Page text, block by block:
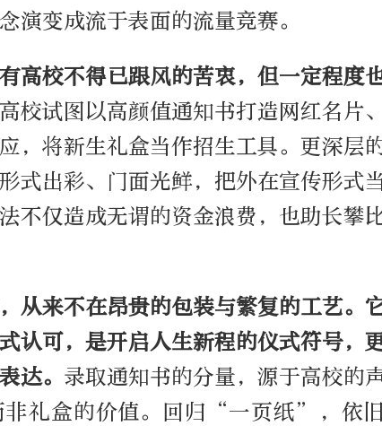
演变成流于表面的流量竞赛。
高校不得已跟风的苦衷，但一定程度
校试图以高颜值通知书打造网红名片
，将新生礼盒当作招生工具。更深层
式出彩、门面光鲜，把外在宣传形式
不仅造成无谓的资金浪费，也助长攀
从来不在昂贵的包装与繁复的工艺。
认可，是开启人生新程的仪式符号，
达。 录取通知书的分量，源于高校的声
非礼盒的价值。回归“一页纸”，依